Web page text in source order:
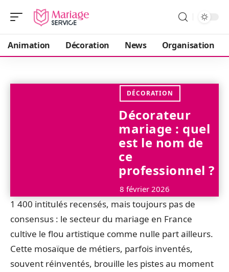
Animation Décoration News Organisation
DÉCORATION
Décorateur
mariage : quel
est le nom de
ce
professionnel ?
8 février 2026
1 400 intitulés recensés, mais toujours pas de
consensus : le secteur du mariage en France
cultive le flou artistique comme nulle part ailleurs.
Cette mosaïque de métiers, parfois inventés,
souvent réinventés, brouille les pistes au moment